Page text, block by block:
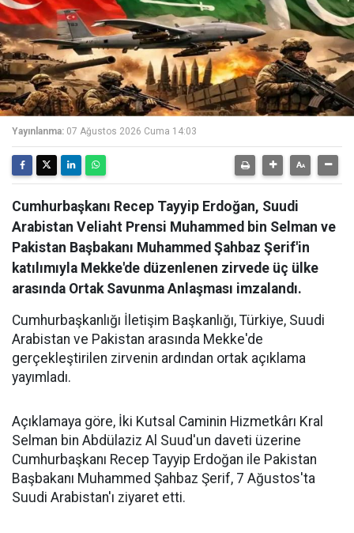
Yayınlanma: 07 Ağustos 2026 Cuma 14:03
Cumhurbaşkanı Recep Tayyip Erdoğan, Suudi
Arabistan Veliaht Prensi Muhammed bin Selman ve
Pakistan Başbakanı Muhammed Şahbaz Şerif'in
katılımıyla Mekke'de düzenlenen zirvede üç ülke
arasında Ortak Savunma Anlaşması imzalandı.
Cumhurbaşkanlığı İletişim Başkanlığı, Türkiye, Suudi
Arabistan ve Pakistan arasında Mekke'de
gerçekleştirilen zirvenin ardından ortak açıklama
yayımladı.
Açıklamaya göre, İki Kutsal Caminin Hizmetkârı Kral
Selman bin Abdülaziz Al Suud'un daveti üzerine
Cumhurbaşkanı Recep Tayyip Erdoğan ile Pakistan
Başbakanı Muhammed Şahbaz Şerif, 7 Ağustos'ta
Suudi Arabistan'ı ziyaret etti.